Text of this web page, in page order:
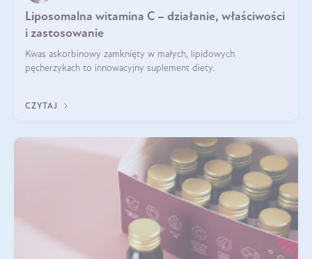
Liposomalna witamina C – działanie, właściwości
i zastosowanie
Kwas askorbinowy zamknięty w małych, lipidowych
pęcherzykach to innowacyjny suplement diety.
CZYTAJ